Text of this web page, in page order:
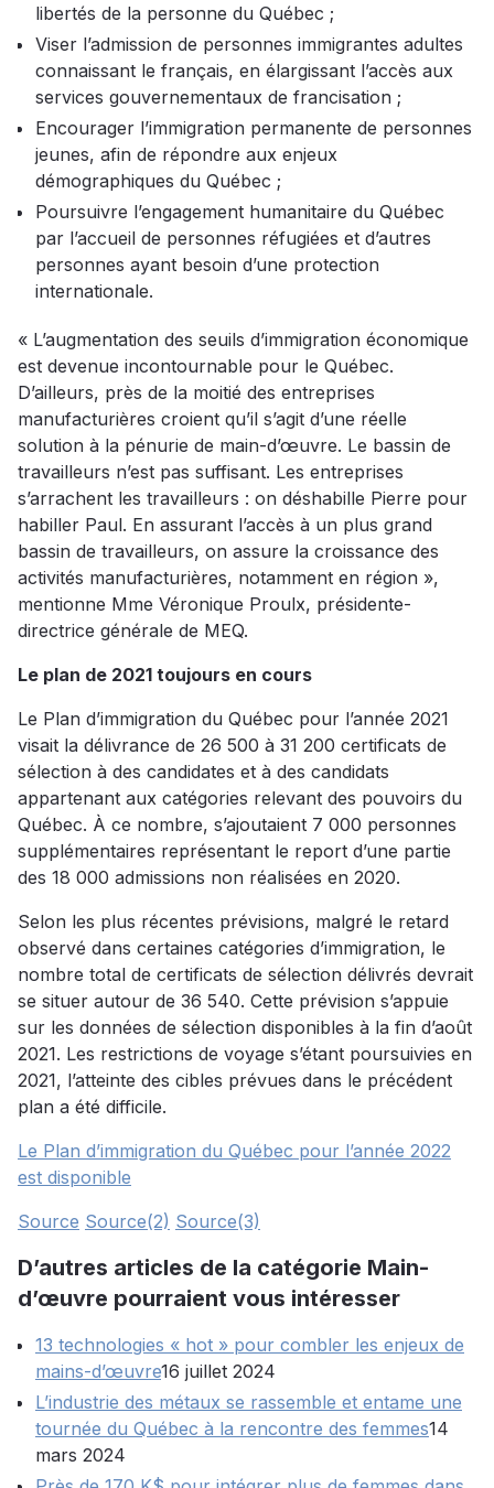
libertés de la personne du Québec ;
Viser l’admission de personnes immigrantes adultes
connaissant le français, en élargissant l’accès aux
services gouvernementaux de francisation ;
Encourager l’immigration permanente de personnes
jeunes, afin de répondre aux enjeux
démographiques du Québec ;
Poursuivre l’engagement humanitaire du Québec
par l’accueil de personnes réfugiées et d’autres
personnes ayant besoin d’une protection
internationale.
« L’augmentation des seuils d’immigration économique
est devenue incontournable pour le Québec.
D’ailleurs, près de la moitié des entreprises
manufacturières croient qu’il s’agit d’une réelle
solution à la pénurie de main-d’œuvre. Le bassin de
travailleurs n’est pas suffisant. Les entreprises
s’arrachent les travailleurs : on déshabille Pierre pour
habiller Paul. En assurant l’accès à un plus grand
bassin de travailleurs, on assure la croissance des
activités manufacturières, notamment en région »,
mentionne Mme Véronique Proulx, présidente-
directrice générale de MEQ.
Le plan de 2021 toujours en cours
Le Plan d’immigration du Québec pour l’année 2021
visait la délivrance de 26 500 à 31 200 certificats de
sélection à des candidates et à des candidats
appartenant aux catégories relevant des pouvoirs du
Québec. À ce nombre, s’ajoutaient 7 000 personnes
supplémentaires représentant le report d’une partie
des 18 000 admissions non réalisées en 2020.
Selon les plus récentes prévisions, malgré le retard
observé dans certaines catégories d’immigration, le
nombre total de certificats de sélection délivrés devrait
se situer autour de 36 540. Cette prévision s’appuie
sur les données de sélection disponibles à la fin d’août
2021. Les restrictions de voyage s’étant poursuivies en
2021, l’atteinte des cibles prévues dans le précédent
plan a été difficile.
Le Plan d’immigration du Québec pour l’année 2022
est disponible
Source Source(2) Source(3)
D’autres articles de la catégorie Main-
d’œuvre pourraient vous intéresser
13 technologies « hot » pour combler les enjeux de
mains-d’œuvre16 juillet 2024
L’industrie des métaux se rassemble et entame une
tournée du Québec à la rencontre des femmes14
mars 2024